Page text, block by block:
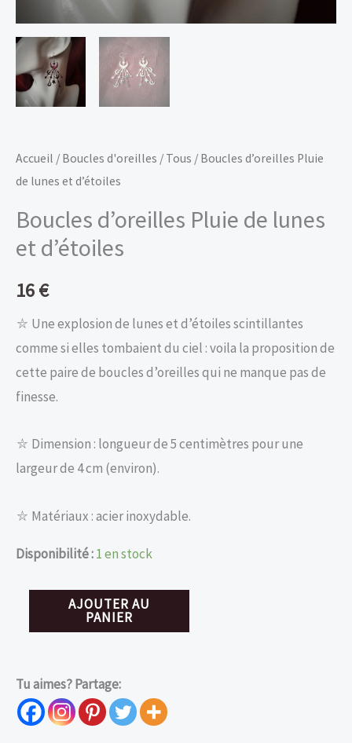
Accueil / Boucles d'oreilles / Tous / Boucles d’oreilles Pluie
de lunes et d’étoiles
Boucles d’oreilles Pluie de lunes
et d’étoiles
16€
⛥ Une explosion de lunes et d’étoiles scintillantes
comme si elles tombaient du ciel : voila la proposition de
cette paire de boucles d’oreilles qui ne manque pas de
finesse.
⛥ Dimension : longueur de 5 centimètres pour une
largeur de 4 cm (environ).
⛥ Matériaux : acier inoxydable.
Disponibilité :1 en stock
d'oreilles
Pluie
de
AJOUTER AU
PANIER
Tu aimes? Partage: